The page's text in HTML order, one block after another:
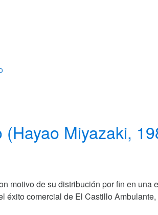
Miyazaki,
motivo de su distribución por fin en
comercial de El Castillo